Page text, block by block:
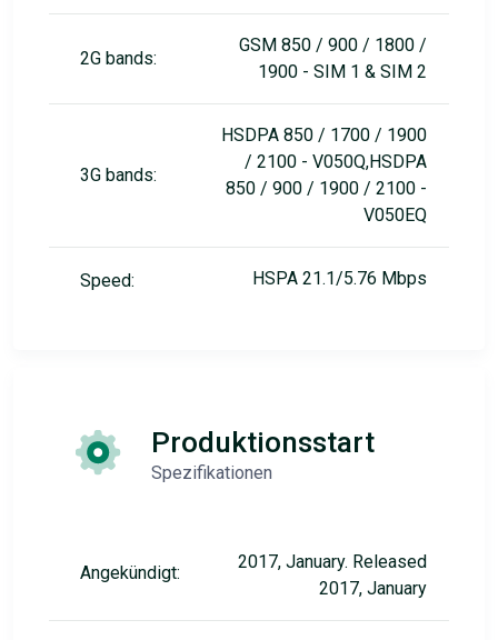
2G bands:
GSM 850 / 900 / 1800 /
1900 - SIM 1 & SIM 2
3G bands:
HSDPA 850 / 1700 / 1900
/ 2100 - V050Q,HSDPA
850 / 900 / 1900 / 2100 -
V050EQ
Speed: HSPA 21.1/5.76 Mbps
Produktionsstart
Spezifikationen
Angekündigt:
2017, January. Released
2017, January